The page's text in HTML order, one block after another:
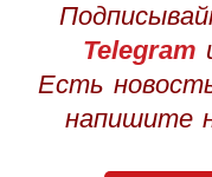
Telegram
Есть
напишите